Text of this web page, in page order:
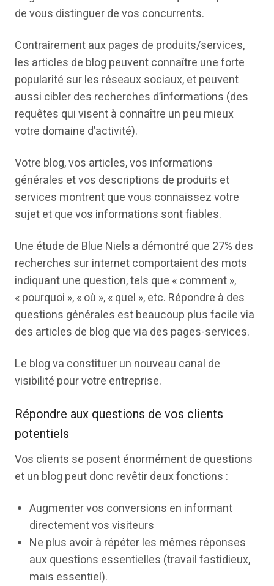
de vous distinguer de vos concurrents.
Contrairement aux pages de produits/services,
les articles de blog peuvent connaître une forte
popularité sur les réseaux sociaux, et peuvent
aussi cibler des recherches d’informations (des
requêtes qui visent à connaître un peu mieux
votre domaine d’activité).
Votre blog, vos articles, vos informations
générales et vos descriptions de produits et
services montrent que vous connaissez votre
sujet et que vos informations sont fiables.
Une étude de Blue Niels a démontré que 27% des
recherches sur internet comportaient des mots
indiquant une question, tels que « comment »,
« pourquoi », « où », « quel », etc. Répondre à des
questions générales est beaucoup plus facile via
des articles de blog que via des pages-services.
Le blog va constituer un nouveau canal de
visibilité pour votre entreprise.
Répondre aux questions de vos clients
potentiels
Vos clients se posent énormément de questions
et un blog peut donc revêtir deux fonctions :
Augmenter vos conversions en informant
directement vos visiteurs
Ne plus avoir à répéter les mêmes réponses
aux questions essentielles (travail fastidieux,
mais essentiel).